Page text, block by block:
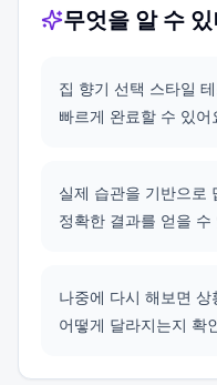
무엇을 알 수
집 향기 선택 스타일
빠르게 완료할 수 있어
실제 습관을 기반으로
정확한 결과를 얻을 수
나중에 다시 해보면 상
어떻게 달라지는지 확